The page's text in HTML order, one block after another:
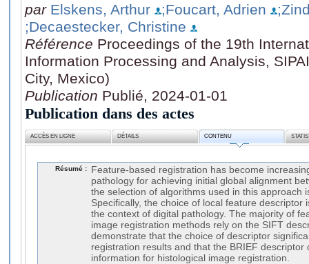
par Elskens, Arthur ;Foucart, Adrien
;Decaestecker, Christine
Référence Proceedings of the 19th
Information Processing and Analysis,
City, Mexico)
Publication Publié, 2024-01-01
Publication dans des actes
ACCÈS EN LIGNE DÉTAILS CONTENU
Résumé :
Feature-based registration has become
pathology for achieving initial global alignment
the selection of algorithms used in this approach
Specifically, the choice of local feature descriptor
the context of digital pathology. The majority of
image registration methods rely on the SIFT
demonstrate that the choice of descriptor
registration results and that the BRIEF descriptor
information for histological image registration.